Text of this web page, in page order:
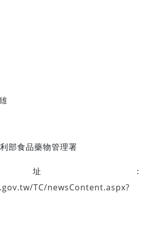
部食品藥物管理署
：
TC/newsContent.aspx?